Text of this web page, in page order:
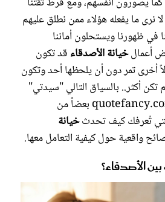
لا نرى ما يفعله هؤلاء ممن نطلق عليهم
في ظهورنا ويستحلون أماننا
أعمالخيانة الأصدقاء قد تكون
أخرى تمر دون أن يلحظها أحد وتكون
تكن أكثر.. بالسياق التالي "سيدتي"
جمعت لك من موقع quotefancy.com بعضاً من
تُعرفك كيف تحدثخيانة
واقعية حول كيفية التعامل معها.
الأصدقاء؟